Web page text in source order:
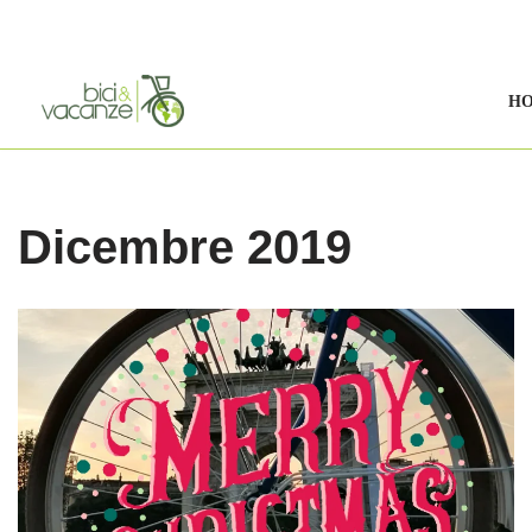
Dicembre 2019